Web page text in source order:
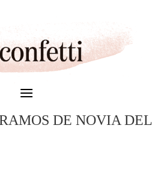
DE NOVIA DEL